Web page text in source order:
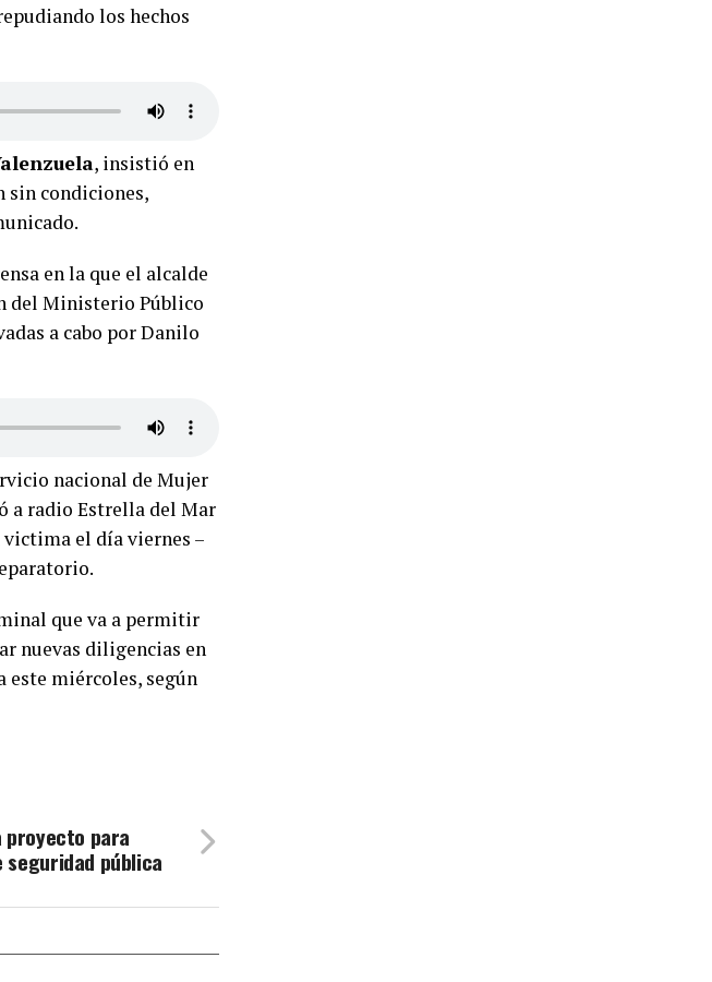
los hechos
, insistió en
sin condiciones,
en la que el alcalde
del Ministerio Público
a cabo por Danilo
nacional de Mujer
a radio Estrella del Mar
victima el día viernes –
que va a permitir
nuevas diligencias en
este miércoles, según
proyecto para
pública